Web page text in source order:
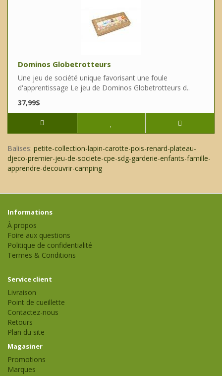
Dominos Globetrotteurs
Une jeu de société unique favorisant une foule
d'apprentissage Le jeu de Dominos Globetrotteurs d..
37,99$
Balises: petite-collection-lapin-carotte-pois-renard-plateau-
djeco-premier-jeu-de-societe-cpe-sdg-garderie-enfants-famille-
apprendre-decouvrir-camping
Informations
À propos
Foire aux questions
Politique de confidentialité
Termes & Conditions
Service client
Livraison
Point de cueillette
Contactez-nous
Retours
Plan du site
Magasiner
Promotions
Marques